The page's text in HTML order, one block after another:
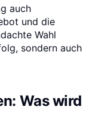
auch
und die
Wahl
sondern auch
Was wird